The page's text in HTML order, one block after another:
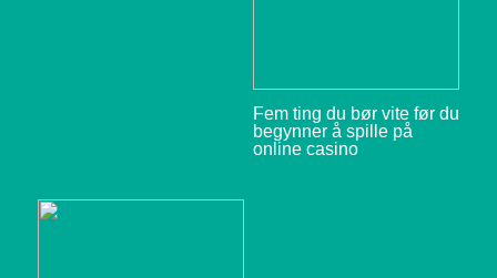
Fem ting du bør vite før du
begynner å spille på
online casino